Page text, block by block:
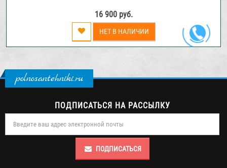
16 900 руб.
НЕТ В НАЛИЧИИ
polnosantehniki.ru
ПОДПИСАТЬСЯ НА РАССЫЛКУ
ПОДПИСАТЬСЯ